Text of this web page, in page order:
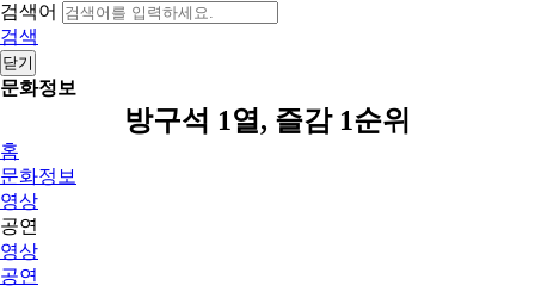
검색어
검색
닫기
문화정보
방구석 1열, 즐감 1순위
홈
문화정보
영상
공연
영상
공연